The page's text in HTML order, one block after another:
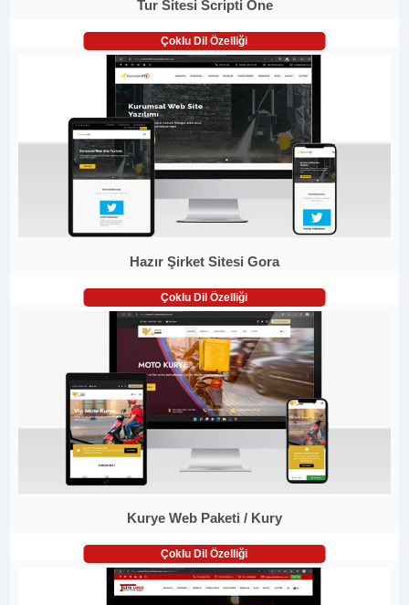
Tur Sitesi Scripti One
Çoklu Dil Özelliği
Hazır Şirket Sitesi Gora
Çoklu Dil Özelliği
Kurye Web Paketi / Kury
Çoklu Dil Özelliği